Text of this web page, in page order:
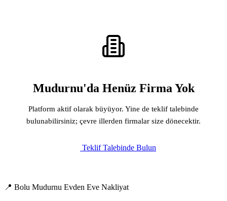
Mudurnu'da Henüz Firma Yok
Platform aktif olarak büyüyor. Yine de teklif talebinde
bulunabilirsiniz; çevre illerden firmalar size dönecektir.
Teklif Talebinde Bulun
📍 Bolu Mudurnu Evden Eve Nakliyat